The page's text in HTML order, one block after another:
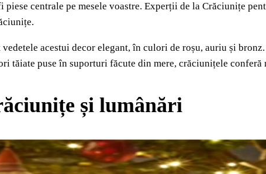
centrale pe mesele voastre. Experții de la Crăciunițe
acestui decor elegant, în culori de roșu, auriu și
tăiate puse în suporturi făcute din mere, crăciunițele conferă
și lumânări